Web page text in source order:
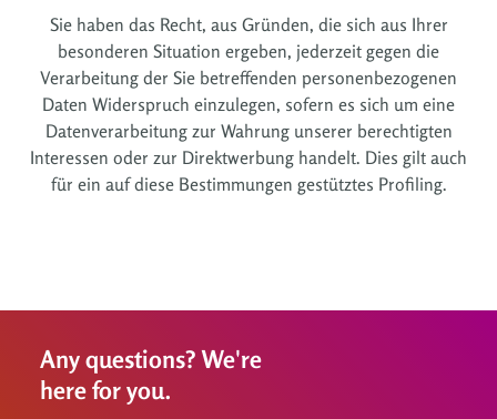
Sie haben das Recht, aus Gründen, die sich aus Ihrer
besonderen Situation ergeben, jederzeit gegen die
Verarbeitung der Sie betreffenden personenbezogenen
Daten Widerspruch einzulegen, sofern es sich um eine
Datenverarbeitung zur Wahrung unserer berechtigten
Interessen oder zur Direktwerbung handelt. Dies gilt auch
für ein auf diese Bestimmungen gestütztes Profiling.
Any questions? We're
here for you.